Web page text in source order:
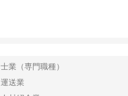
士業（専門職種）
運送業